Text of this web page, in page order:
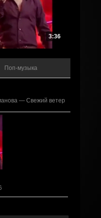
3:36
Поп-музыка
— Свежий ветер